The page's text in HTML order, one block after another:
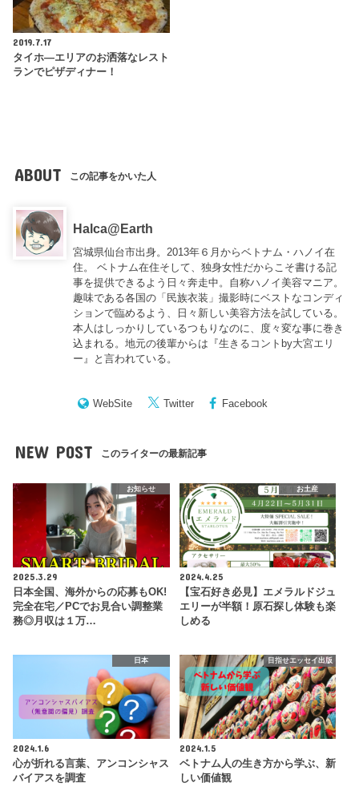
2019.7.17
タイホ―エリアのお洒落なレスト
ランでピザディナー！
ABOUT この記事をかいた人
Halca@Earth
宮城県仙台市出身。2013年６月からベトナム・ハノイ在
住。 ベトナム在住そして、独身女性だからこそ書ける記
事を提供できるよう日々奔走中。自称ハノイ美容マニア。
趣味である各国の「民族衣装」撮影時にベストなコンディ
ションで臨めるよう、日々新しい美容方法を試している。
本人はしっかりしているつもりなのに、度々変な事に巻き
込まれる。地元の後輩からは『生きるコントby大宮エリ
ー 』と言われている。
WebSite Twitter Facebook
NEW POST このライターの最新記事
お知らせ
2025.3.29
日本全国、海外からの応募もOK!
完全在宅／PCでお見合い調整業
務◎月収は１万…
お土産
2024.4.25
【宝石好き必見】エメラルドジュ
エリーが半額！原石探し体験も楽
しめる
日本
2024.1.6
心が折れる言葉、アンコンシャス
バイアスを調査
目指せエッセイ出版
2024.1.5
ベトナム人の生き方から学ぶ、新
しい価値観